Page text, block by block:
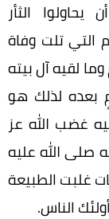
الثأر
التي تلت وفاة
لقيه آل بيته
بعده لذلك هو
غضب الله عز
صلى الله عليه
غلبت الطبيعة
الناس.